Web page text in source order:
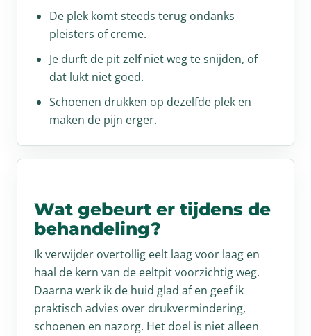
De plek komt steeds terug ondanks
pleisters of creme.
Je durft de pit zelf niet weg te snijden, of
dat lukt niet goed.
Schoenen drukken op dezelfde plek en
maken de pijn erger.
Wat gebeurt er tijdens de
behandeling?
Ik verwijder overtollig eelt laag voor laag en
haal de kern van de eeltpit voorzichtig weg.
Daarna werk ik de huid glad af en geef ik
praktisch advies over drukvermindering,
schoenen en nazorg. Het doel is niet alleen